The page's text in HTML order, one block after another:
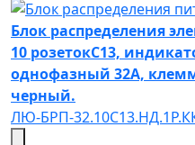
Блок распределения
10 розетокC13,
однофазный 32A,
черный.
ЛЮ-БРП-